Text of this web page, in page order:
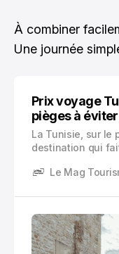
À combiner
Une journée
Prix voyage
pièges à
La Tunisie, sur le
destination qui
exploser le
Le Mag